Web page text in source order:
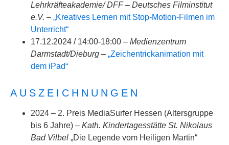
Lehrkräfteakademie/ DFF – Deutsches Filminstitut
e.V. – „Kreatives Lernen mit Stop-Motion-Filmen im
Unterricht“
17.12.2024 / 14:00-18:00 – Medienzentrum
Darmstadt/Dieburg – „Zeichentrickanimation mit
dem iPad“
AUSZEICHNUNGEN
2024 – 2. Preis MediaSurfer Hessen (Altersgruppe
bis 6 Jahre) – Kath. Kindertagesstätte St. Nikolaus
Bad Vilbel „Die Legende vom Heiligen Martin“